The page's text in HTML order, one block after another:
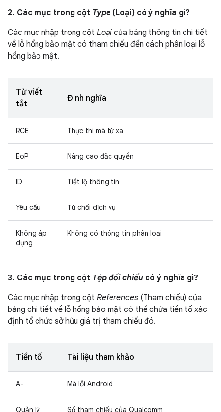
2. Các mục trong cột Type (Loại) có ý nghĩa gì?
Các mục nhập trong cột Loại của bảng thông tin chi tiết
về lỗ hổng bảo mật có tham chiếu đến cách phân loại lỗ
hổng bảo mật.
Từ viết
tắt
Định nghĩa
RCE Thực thi mã từ xa
EoP Nâng cao đặc quyền
ID Tiết lộ thông tin
Yêu cầu Từ chối dịch vụ
Không áp
dụng
Không có thông tin phân loại
3. Các mục trong cột Tệp đối chiếu có ý nghĩa gì?
Các mục nhập trong cột References (Tham chiếu) của
bảng chi tiết về lỗ hổng bảo mật có thể chứa tiền tố xác
định tổ chức sở hữu giá trị tham chiếu đó.
Tiền tố Tài liệu tham khảo
A- Mã lỗi Android
Quản lý
Số tham chiếu của Qualcomm